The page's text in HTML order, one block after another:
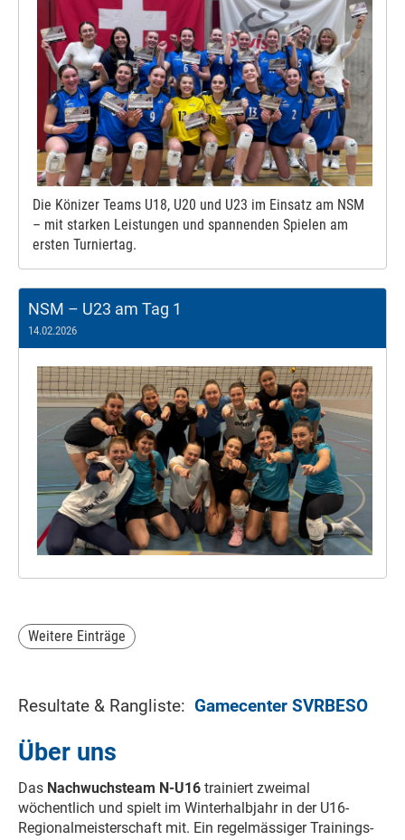
Die Könizer Teams U18, U20 und U23 im Einsatz am NSM
– mit starken Leistungen und spannenden Spielen am
ersten Turniertag.
NSM – U23 am Tag 1
14.02.2026
Weitere Einträge
Resultate & Rangliste: Gamecenter SVRBESO
Über uns
Das Nachwuchsteam N-U16 trainiert zweimal
wöchentlich und spielt im Winterhalbjahr in der U16-
Regionalmeisterschaft mit. Ein regelmässiger Trainings-